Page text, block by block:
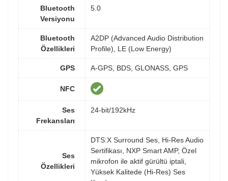
Bluetooth
Versiyonu
5.0
Bluetooth
Özellikleri
A2DP (Advanced Audio Distribution
Profile), LE (Low Energy)
GPS A-GPS, BDS, GLONASS, GPS
NFC
Ses
Frekansları
24-bit/192kHz
Ses
Özellikleri
DTS:X Surround Ses, Hi-Res Audio
Sertifikası, NXP Smart AMP, Özel
mikrofon ile aktif gürültü iptali,
Yüksek Kalitede (Hi-Res) Ses